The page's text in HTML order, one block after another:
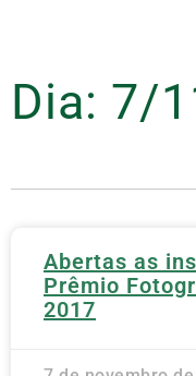
Dia: 7/
Abertas as
Prêmio
2017